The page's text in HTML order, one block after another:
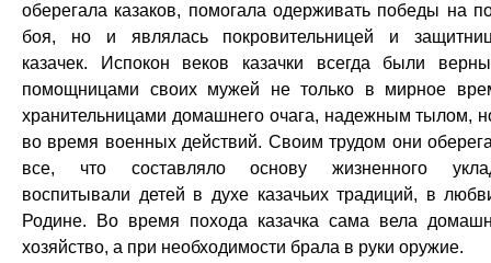
оберегала казаков, помогала одерживать победы на
боя, но и являлась покровительницей и
казачек. Испокон веков казачки всегда были
помощницами своих мужей не только в мирное
хранительницами домашнего очага, надежным тылом,
во время военных действий. Своим трудом они
все, что составляло основу жизненного
воспитывали детей в духе казачьих традиций, в
Родине. Во время похода казачка сама вела
хозяйство, а при необходимости брала в руки оружие.